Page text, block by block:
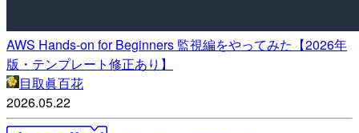
AWS Hands-on for Beginners 監視編をやってみた【2026年
版・テンプレート修正あり】
目取眞百花
2026.05.22